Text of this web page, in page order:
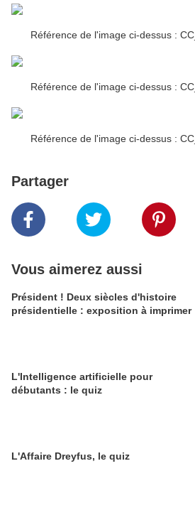
Référence de l'image ci-dessus :
Référence de l'image ci-dessus :
Référence de l'image ci-dessus :
Partager
Vous aimerez aussi
Président ! Deux siècles d'histoire
présidentielle : exposition à imprimer
L'Intelligence artificielle pour
débutants : le quiz
L'Affaire Dreyfus, le quiz